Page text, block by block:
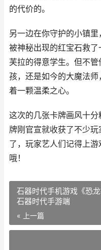
的代价的。
另一边在你守护的小镇里
被神秘出现的红宝石救
芙拉的得意学生。但不
孩，还是如今的大魔法
着一颗温柔之心。
这次的几张卡牌画风十
牌刚官宣就收获了不少
了，玩家艺人们记得上
哦！
石器时代手机游戏《恐
石器时代手游端
« 上一篇